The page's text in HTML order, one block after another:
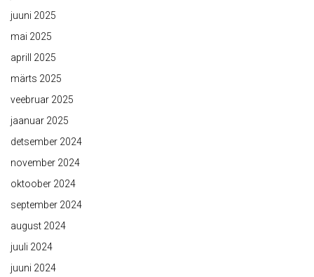
juuni 2025
mai 2025
aprill 2025
märts 2025
veebruar 2025
jaanuar 2025
detsember 2024
november 2024
oktoober 2024
september 2024
august 2024
juuli 2024
juuni 2024